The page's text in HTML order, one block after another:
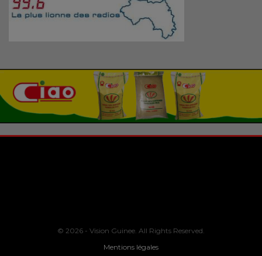
© 2026 - Vision Guinee. All Rights Reserved.
Mentions légales